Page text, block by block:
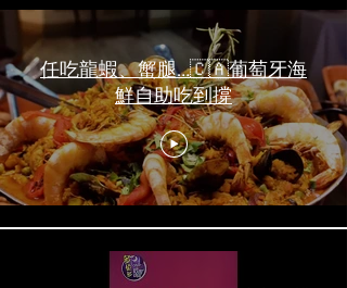
任吃龍蝦、蟹腿…🇨🇦葡萄牙海
鮮自助吃到撐